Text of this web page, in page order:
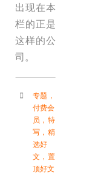
出现在本
栏的正是
这样的公
司。
专题 ，
付费会
员 ， 特
写 ， 精
选好
文 ， 置
顶好文